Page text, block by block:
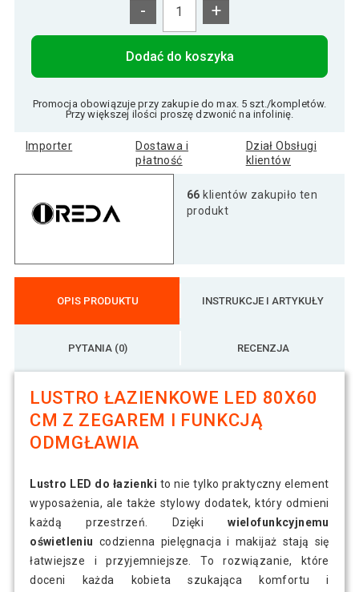
- +
Dodać do koszyka
Promocja obowiązuje przy zakupie do max. 5 szt./kompletów.
Przy większej ilości proszę dzwonić na infolinię.
Importer
Dostawa i
płatność
Dział Obsługi
klientów
66 klientów zakupiło ten
produkt
OPIS PRODUKTU INSTRUKCJE I ARTYKUŁY
PYTANIA (0) RECENZJA
LUSTRO ŁAZIENKOWE LED 80X60
CM Z ZEGAREM I FUNKCJĄ
ODMGŁAWIA
Lustro LED do łazienki to nie tylko praktyczny element
wyposażenia, ale także stylowy dodatek, który odmieni
każdą przestrzeń. Dziękiwielofunkcyjnemu
oświetleniu codzienna pielęgnacja i makijaż stają się
łatwiejsze i przyjemniejsze. To rozwiązanie, które
doceni każda kobieta szukająca komfortu i